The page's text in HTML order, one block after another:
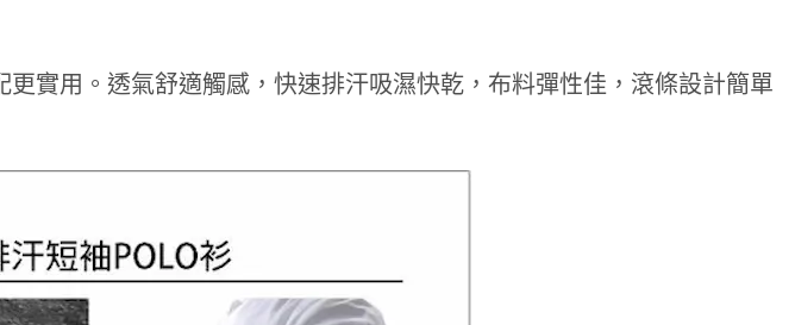
實用。透氣舒適觸感，快速排汗吸濕快乾，布料彈性佳，滾條設計簡單